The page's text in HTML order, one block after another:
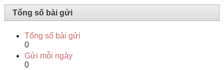
Tổng số bài gửi
Tổng số bài gửi
0
Gửi mỗi ngày
0